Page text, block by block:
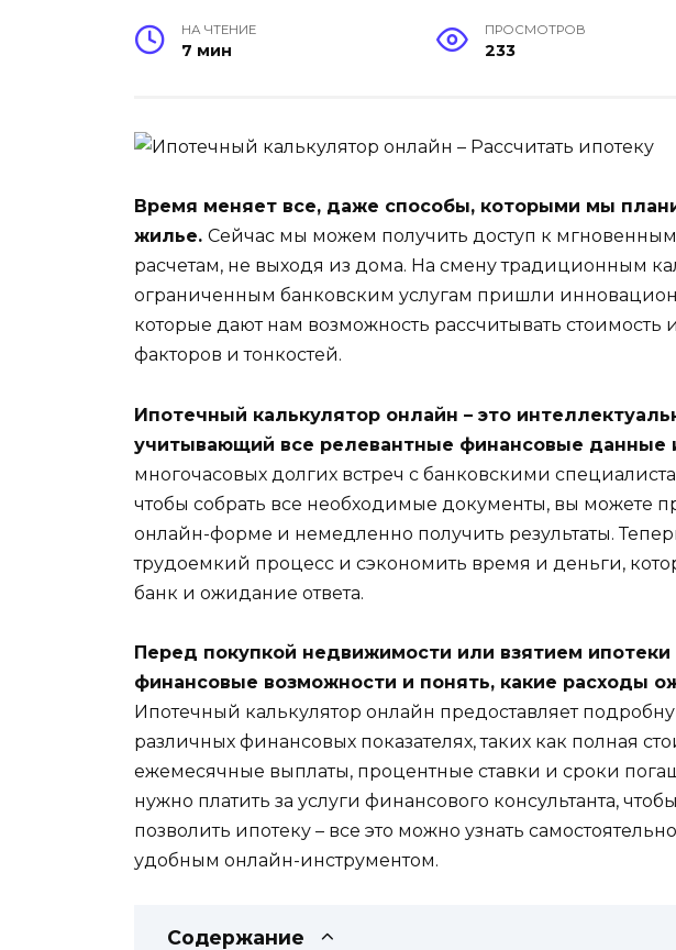
НА ЧТЕНИЕ
7 мин
ПРОСМОТРОВ
233
Время меняет все, даже способы, которыми мы
жилье. Сейчас мы можем получить доступ к мгновенным
расчетам, не выходя из дома. На смену традиционным
ограниченным банковским услугам пришли
которые дают нам возможность рассчитывать стоимость
факторов и тонкостей.
Ипотечный калькулятор онлайн – это
учитывающий все релевантные финансовые данные
многочасовых долгих встреч с банковскими
чтобы собрать все необходимые документы, вы можете
онлайн-форме и немедленно получить результаты.
трудоемкий процесс и сэкономить время и деньги,
банк и ожидание ответа.
Перед покупкой недвижимости или взятием ипотеки
финансовые возможности и понять, какие расходы
Ипотечный калькулятор онлайн предоставляет
различных финансовых показателях, таких как полная
ежемесячные выплаты, процентные ставки и сроки
нужно платить за услуги финансового консультанта,
позволить ипотеку – все это можно узнать
удобным онлайн-инструментом.
Содержание